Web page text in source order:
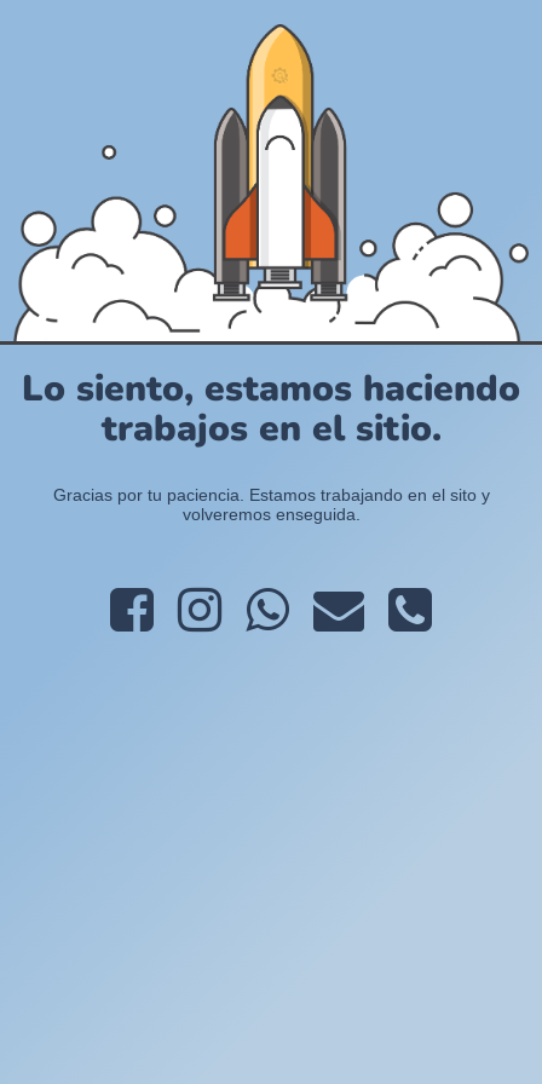
Lo siento, estamos haciendo
trabajos en el sitio.
Gracias por tu paciencia. Estamos trabajando en el sito y
volveremos enseguida.